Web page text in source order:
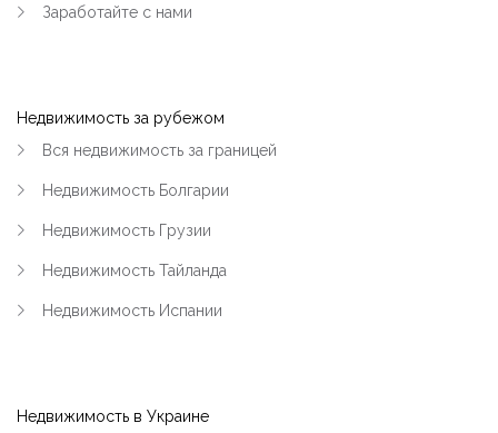
Заработайте с нами
Недвижимость за рубежом
Вся недвижимость за границей
Недвижимость Болгарии
Недвижимость Грузии
Недвижимость Тайланда
Недвижимость Испании
Недвижимость в Украине